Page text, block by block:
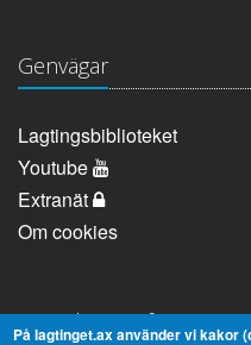
Genvägar
Lagtingsbiblioteket
Youtube
Extranät
Om cookies
Kontaktuppgifter
På lagtinget.ax använder vi kakor